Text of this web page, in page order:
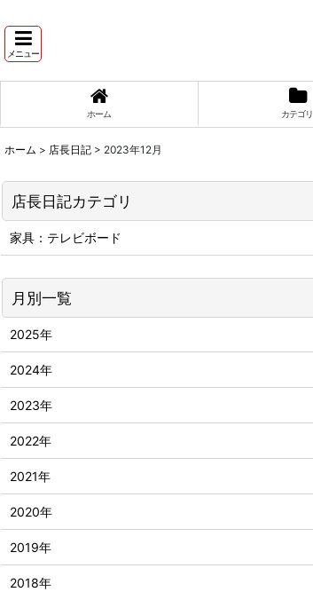
メニュー
ホーム カテゴリ
ホーム > 店長日記 > 2023年12月
店長日記カテゴリ
家具：テレビボード
月別一覧
2025年
2024年
2023年
2022年
2021年
2020年
2019年
2018年